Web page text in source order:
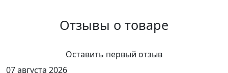
Отзывы о товаре
Оставить первый отзыв
07 августа 2026